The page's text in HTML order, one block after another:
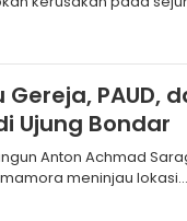
PAUD,
Ujung Bondar
Anton Achmad
meninjau lokasi